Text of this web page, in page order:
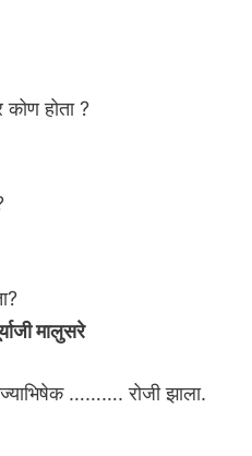
कोण होता ?
मालुसरे
………. रोजी झाला.